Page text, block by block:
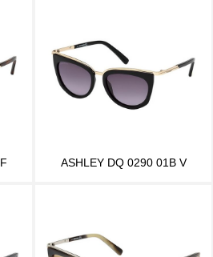
ASHLEY DQ 0290 01B V